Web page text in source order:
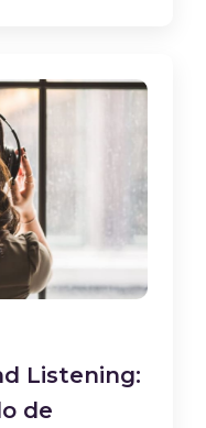
Listening:
de